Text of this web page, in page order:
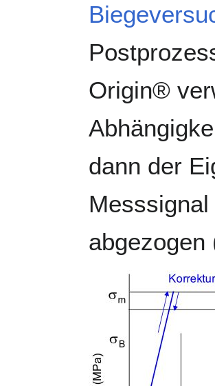
Origin®
dann der
abgezogen